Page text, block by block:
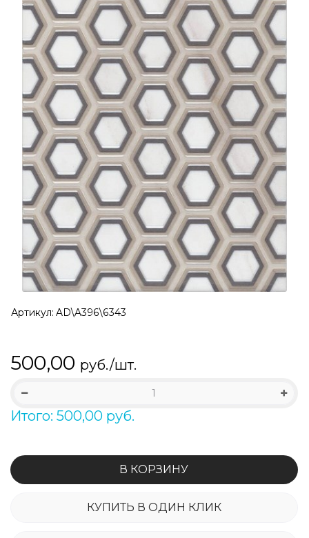
Артикул: AD\A396\6343
500,00 руб./шт.
Итого: 500,00 руб.
В КОРЗИНУ
КУПИТЬ В ОДИН КЛИК